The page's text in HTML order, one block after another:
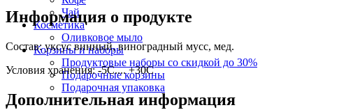
Чай
Косметика
Оливковое мыло
Корзины и наборы
Продуктовые наборы со скидкой до 30%
Подарочные корзины
Подарочная упаковка
Информация о продукте
Состав: уксус винный, виноградный мусс, мед.
Условия хранения: -5С.... +30С
Дополнительная информация